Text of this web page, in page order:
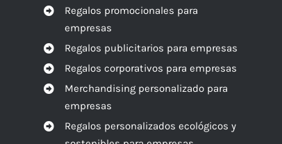
Regalos promocionales para
empresas
Regalos publicitarios para empresas
Regalos corporativos para empresas
Merchandising personalizado para
empresas
Regalos personalizados ecológicos y